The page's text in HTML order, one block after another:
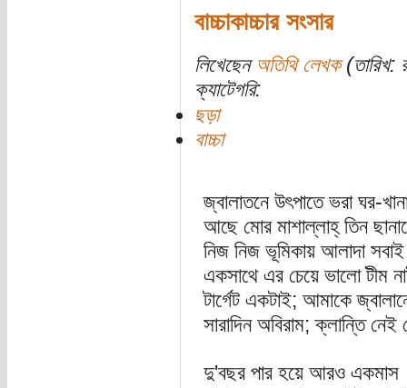
বাচ্চাকাচ্চার সংসার
লিখেছেন অতিথি লেখক(তারিখ:
ক্যাটেগরি:
ছড়া
বাচ্চা
জ্বালাতনে উৎপাতে ভরা ঘর-
আছে মোর মাশাল্লাহ্ তিন
নিজ নিজ ভূমিকায় আলাদা সবাই
একসাথে এর চেয়ে ভালো টীম
টার্গেট একটাই; আমাকে
সারাদিন অবিরাম; ক্লান্তি
দু'বছর পার হয়ে আরও একমাস